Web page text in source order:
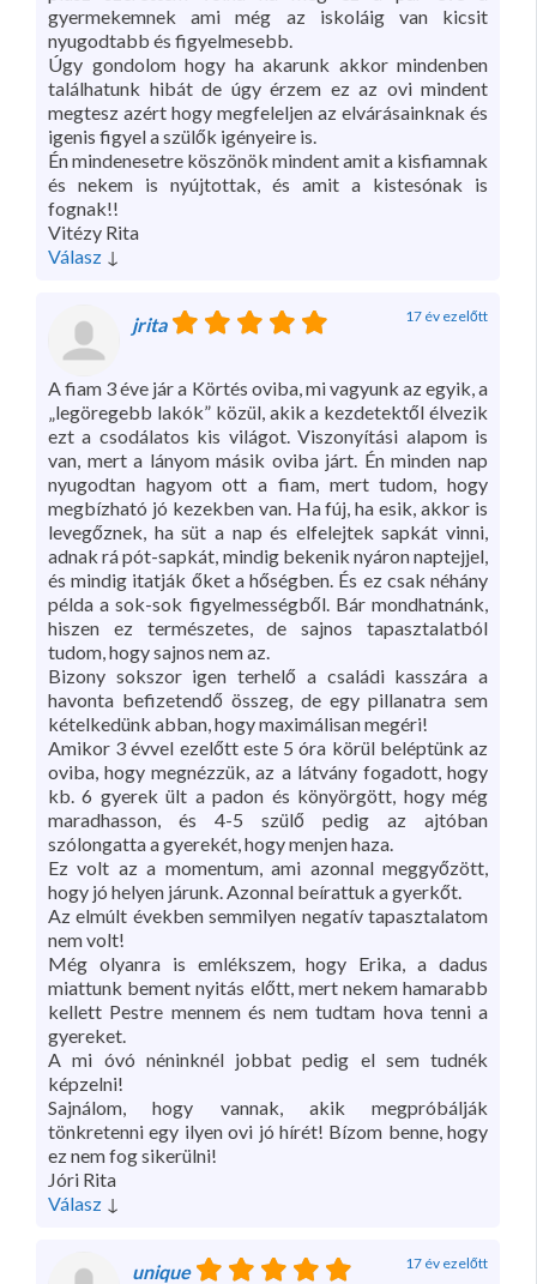
gyermekemnek ami még az iskoláig van kicsit
nyugodtabb és figyelmesebb.
Úgy gondolom hogy ha akarunk akkor mindenben
találhatunk hibát de úgy érzem ez az ovi mindent
megtesz azért hogy megfeleljen az elvárásainknak és
igenis figyel a szülők igényeire is.
Én mindenesetre köszönök mindent amit a kisfiamnak
és nekem is nyújtottak, és amit a kistesónak is
fognak!!
Vitézy Rita
Válasz ↓
jrita 17 év ezelőtt
A fiam 3 éve jár a Körtés oviba, mi vagyunk az egyik, a
„legöregebb lakók” közül, akik a kezdetektől élvezik
ezt a csodálatos kis világot. Viszonyítási alapom is
van, mert a lányom másik oviba járt. Én minden nap
nyugodtan hagyom ott a fiam, mert tudom, hogy
megbízható jó kezekben van. Ha fúj, ha esik, akkor is
levegőznek, ha süt a nap és elfelejtek sapkát vinni,
adnak rá pót-sapkát, mindig bekenik nyáron naptejjel,
és mindig itatják őket a hőségben. És ez csak néhány
példa a sok-sok figyelmességből. Bár mondhatnánk,
hiszen ez természetes, de sajnos tapasztalatból
tudom, hogy sajnos nem az.
Bizony sokszor igen terhelő a családi kasszára a
havonta befizetendő összeg, de egy pillanatra sem
kételkedünk abban, hogy maximálisan megéri!
Amikor 3 évvel ezelőtt este 5 óra körül beléptünk az
oviba, hogy megnézzük, az a látvány fogadott, hogy
kb. 6 gyerek ült a padon és könyörgött, hogy még
maradhasson, és 4-5 szülő pedig az ajtóban
szólongatta a gyerekét, hogy menjen haza.
Ez volt az a momentum, ami azonnal meggyőzött,
hogy jó helyen járunk. Azonnal beírattuk a gyerkőt.
Az elmúlt években semmilyen negatív tapasztalatom
nem volt!
Még olyanra is emlékszem, hogy Erika, a dadus
miattunk bement nyitás előtt, mert nekem hamarabb
kellett Pestre mennem és nem tudtam hova tenni a
gyereket.
A mi óvó néninknél jobbat pedig el sem tudnék
képzelni!
Sajnálom, hogy vannak, akik megpróbálják
tönkretenni egy ilyen ovi jó hírét! Bízom benne, hogy
ez nem fog sikerülni!
Jóri Rita
Válasz ↓
unique 17 év ezelőtt